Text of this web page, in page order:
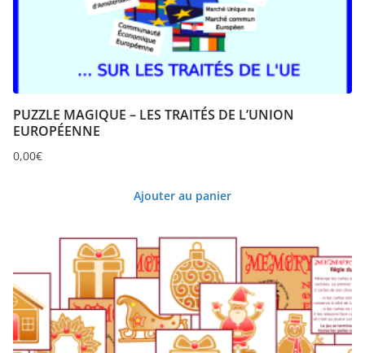
PUZZLE MAGIQUE – LES TRAITÉS DE L’UNION
EUROPÉENNE
0,00€
Ajouter au panier